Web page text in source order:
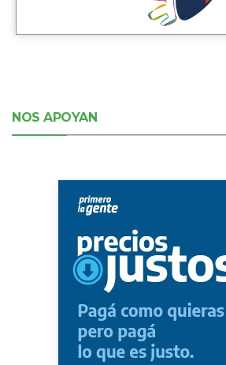
NOS APOYAN